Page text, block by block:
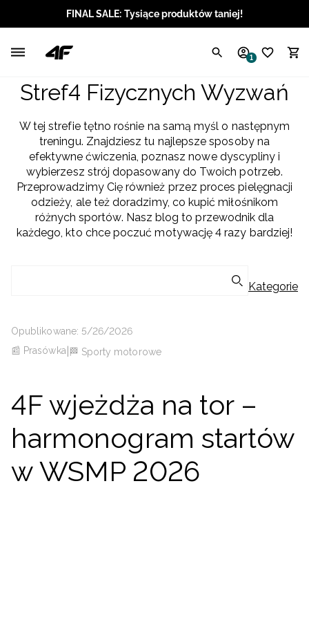
FINAL SALE: Tysiące produktów taniej!
1
Stref4 Fizycznych Wyzwań
W tej strefie tętno rośnie na samą myśl o następnym
treningu. Znajdziesz tu najlepsze sposoby na
efektywne ćwiczenia, poznasz nowe dyscypliny i
wybierzesz strój dopasowany do Twoich potrzeb.
Przeprowadzimy Cię również przez proces pielęgnacji
odzieży, ale też doradzimy, co kupić miłośnikom
różnych sportów. Nasz blog to przewodnik dla
każdego, kto chce poczuć motywację 4 razy bardziej!
Kategorie
Opublikowane: 5/26/2026
📰 Prasówka| 🏁 Sporty motorowe
4F wjeżdża na tor –
harmonogram startów
w WSMP 2026
Angielski / USD
Angielski / GBP
Chorwacki / EUR
Czeski / CZK
Rumuński / RON
Słowacki / EUR
Ukraiński / UAH